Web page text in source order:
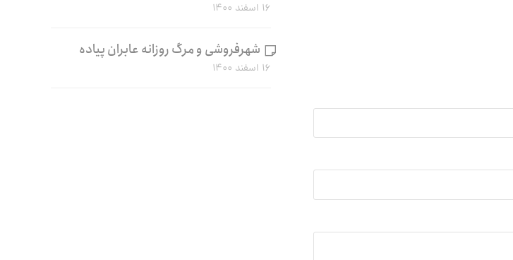
۱۶ اسفند ۱۴۰۰
شهرفروشی و مرگ روزانه عابران پیاده
۱۶ اسفند ۱۴۰۰